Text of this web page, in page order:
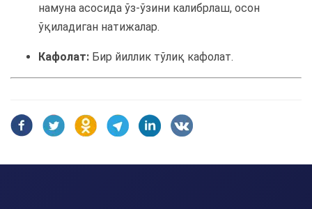
намуна асосида ўз-ўзини калибрлаш, осон
ўқиладиган натижалар.
Кафолат: Бир йиллик тўлиқ кафолат.